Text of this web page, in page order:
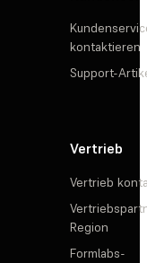
kontaktieren
Support-
Vertrieb
Vertrieb
Region
Formlabs-